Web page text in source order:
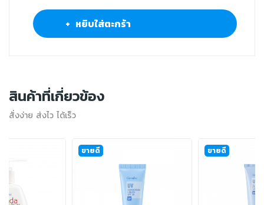
+ หยิบใส่ตะกร้า
สินค้าที่เกี่ยวข้อง
สั่งง่าย ส่งไว ได้เร็ว
ขายดี ขายดี